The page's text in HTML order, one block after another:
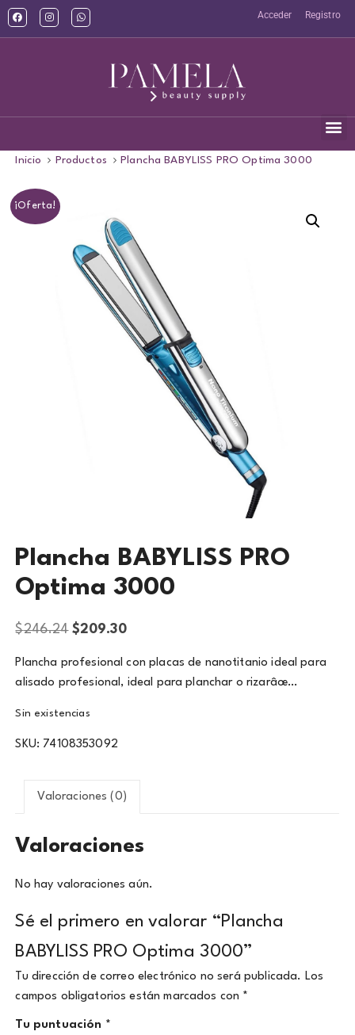
Acceder Registro
Inicio Productos Plancha BABYLISS PRO Optima 3000
¡Oferta!
Plancha BABYLISS PRO
Optima 3000
$246.24 $209.30
Plancha profesional con placas de nanotitanio ideal para
alisado profesional, ideal para planchar o rizarâœ…
Sin existencias
SKU: 74108353092
Valoraciones (0)
Valoraciones
No hay valoraciones aún.
Sé el primero en valorar “Plancha
BABYLISS PRO Optima 3000”
Tu dirección de correo electrónico no será publicada. Los
campos obligatorios están marcados con *
Tu puntuación *